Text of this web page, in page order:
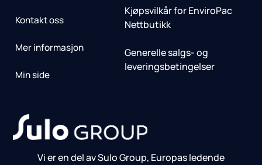
Kontakt oss
Mer informasjon
Min side
Kjøpsvilkår for EnviroPac
Nettbutikk
Generelle salgs- og
leveringsbetingelser
Vi er en del av Sulo Group, Europas ledende